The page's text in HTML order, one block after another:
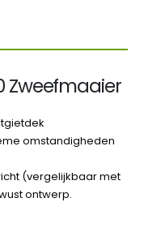
Zweefmaaier
omstandigheden
(vergelijkbaar met
ontwerp.